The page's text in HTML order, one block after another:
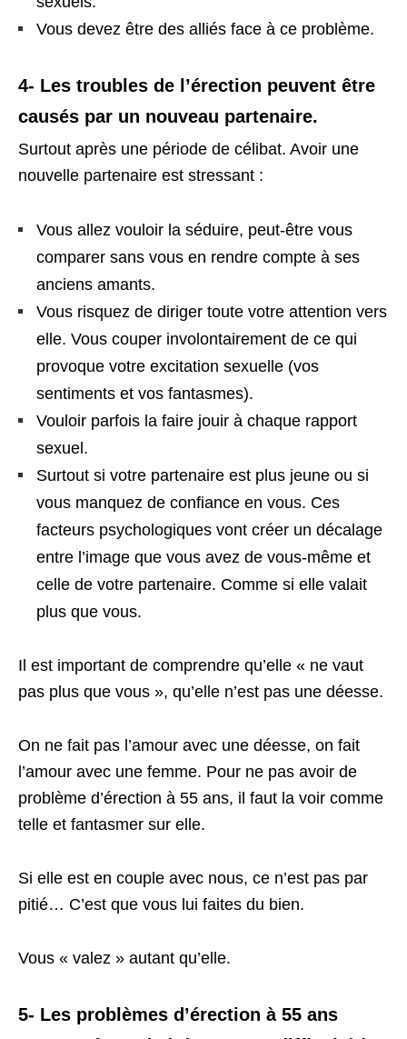
Vous devez être des alliés face à ce problème.
4- Les troubles de l’érection peuvent être
causés par un nouveau partenaire.
Surtout après une période de célibat. Avoir une
nouvelle partenaire est stressant :
Vous allez vouloir la séduire, peut-être vous
comparer sans vous en rendre compte à ses
anciens amants.
Vous risquez de diriger toute votre attention vers
elle. Vous couper involontairement de ce qui
provoque votre excitation sexuelle (vos
sentiments et vos fantasmes).
Vouloir parfois la faire jouir à chaque rapport
sexuel.
Surtout si votre partenaire est plus jeune ou si
vous manquez de confiance en vous. Ces
facteurs psychologiques vont créer un décalage
entre l’image que vous avez de vous-même et
celle de votre partenaire. Comme si elle valait
plus que vous.
Il est important de comprendre qu’elle « ne vaut
pas plus que vous », qu’elle n’est pas une déesse.
On ne fait pas l’amour avec une déesse, on fait
l’amour avec une femme. Pour ne pas avoir de
problème d’érection à 55 ans, il faut la voir comme
telle et fantasmer sur elle.
Si elle est en couple avec nous, ce n’est pas par
pitié… C’est que vous lui faites du bien.
Vous « valez » autant qu’elle.
5- Les problèmes d’érection à 55 ans